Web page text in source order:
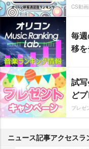
CS動
毎
移を
試
ど
プレゼ
ニュース記事アクセスラ